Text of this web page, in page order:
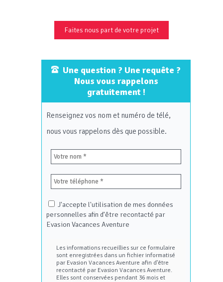
Faites nous part de votre projet
Une question ? Une requête ?
Nous vous rappelons
gratuitement !
Renseignez vos nom et numéro de télé,
nous vous rappelons dès que possible.
J'accepte l'utilisation de mes données
personnelles afin d’être recontacté par
Evasion Vacances Aventure
Les informations recueillies sur ce formulaire
sont enregistrées dans un fichier informatisé
par Evasion Vacances Aventure afin d'être
recontacté par Evasion Vacances Aventure.
Elles sont conservées pendant 36 mois et